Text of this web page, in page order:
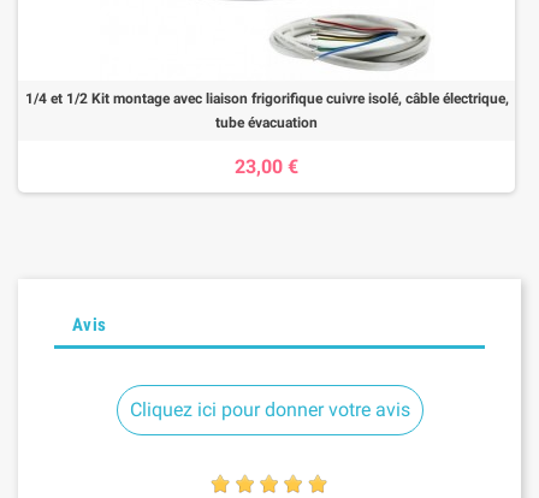
1/4 et 1/2 Kit montage avec liaison frigorifique cuivre isolé, câble électrique,
tube évacuation
23,00 €
Avis
Cliquez ici pour donner votre avis